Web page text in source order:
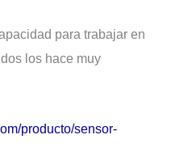
para trabajar en
los hace muy
producto/sensor-